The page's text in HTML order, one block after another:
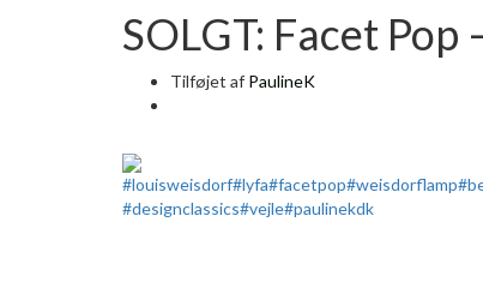
SOLGT: Facet
Tilføjet af PaulineK